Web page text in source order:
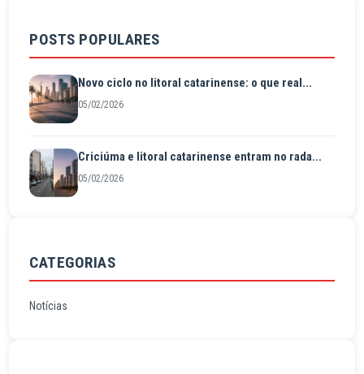
POSTS POPULARES
Novo ciclo no litoral catarinense: o que real...
05/02/2026
Criciúma e litoral catarinense entram no rada...
05/02/2026
CATEGORIAS
Notícias